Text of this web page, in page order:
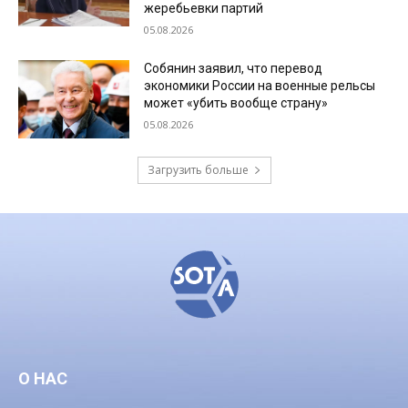
жеребьевки партий
05.08.2026
Собянин заявил, что перевод
экономики России на военные рельсы
может «убить вообще страну»
05.08.2026
Загрузить больше
О НАС